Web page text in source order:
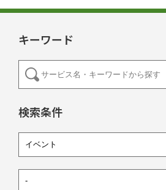
キーワード
検索条件